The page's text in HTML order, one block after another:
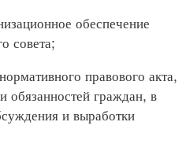
обеспечение
совета;
правового акта,
обязанностей граждан, в
и выработки